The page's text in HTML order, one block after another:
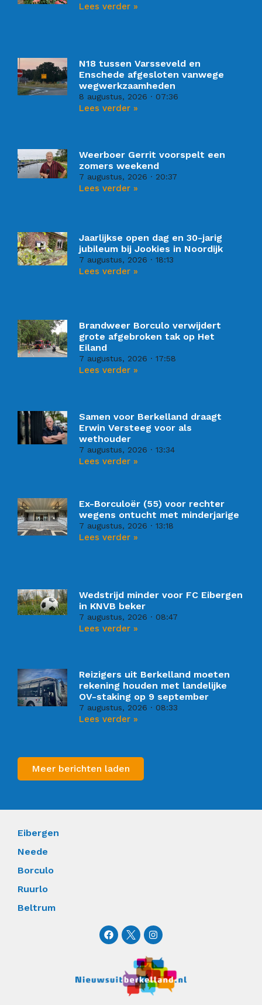
Lees verder »
N18 tussen Varsseveld en
Enschede afgesloten vanwege
wegwerkzaamheden
8 augustus, 2026 07:36
Lees verder »
Weerboer Gerrit voorspelt een
zomers weekend
7 augustus, 2026 20:37
Lees verder »
Jaarlijkse open dag en 30-jarig
jubileum bij Jookies in Noordijk
7 augustus, 2026 18:13
Lees verder »
Brandweer Borculo verwijdert
grote afgebroken tak op Het
Eiland
7 augustus, 2026 17:58
Lees verder »
Samen voor Berkelland draagt
Erwin Versteeg voor als
wethouder
7 augustus, 2026 13:34
Lees verder »
Ex-Borculoër (55) voor rechter
wegens ontucht met minderjarige
7 augustus, 2026 13:18
Lees verder »
Wedstrijd minder voor FC Eibergen
in KNVB beker
7 augustus, 2026 08:47
Lees verder »
Reizigers uit Berkelland moeten
rekening houden met landelijke
OV-staking op 9 september
7 augustus, 2026 08:33
Lees verder »
Meer berichten laden
Eibergen
Neede
Borculo
Ruurlo
Beltrum
F
a
c
o
o
I
n
s
t
a
g
r
a